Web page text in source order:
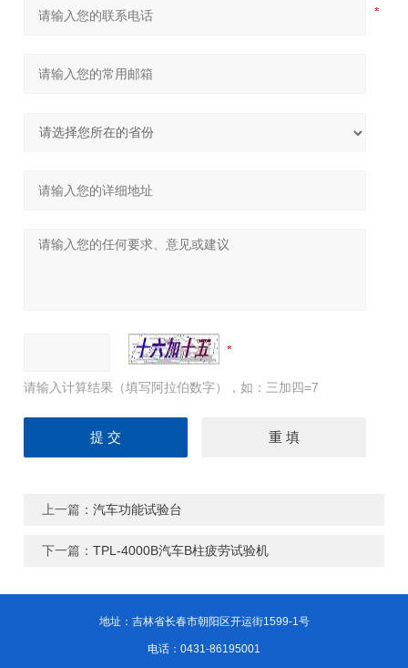
请输入计算结果（填写阿拉伯数字），如：三加四=7
上一篇：汽车功能试验台
下一篇：TPL-4000B汽车B柱疲劳试验机
地址：吉林省长春市朝阳区开运街1599-1号
电话：0431-86195001